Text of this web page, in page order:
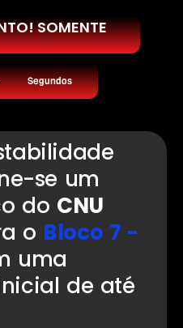
SOMENTE
Segundos
se um
do CNU
o Bloco 7 -
uma
de até